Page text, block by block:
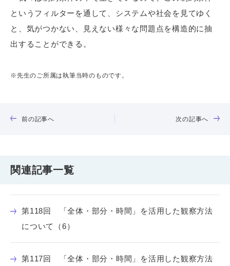
というフィルターを通して、システムや社会を見てゆく
と、気がつかない、見えない様々な問題点を構造的に抽
出することができる。
※先生のご所属は執筆当時のものです。
前の記事へ 次の記事へ
関連記事一覧
第118回 「全体・部分・時間」を活用した観察方法
について（6）
第117回 「全体・部分・時間」を活用した観察方法